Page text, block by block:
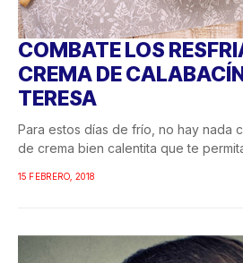
COMBATE LOS
CREMA DE
TERESA
Para estos días de frío, no hay nada
de crema bien calentita que te
15 FEBRERO, 2018